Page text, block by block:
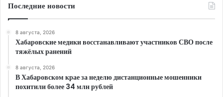
Последние новости
8 августа, 2026
Хабаровские медики восстанавливают участников СВО после
тяжёлых ранений
8 августа, 2026
В Хабаровском крае за неделю дистанционные мошенники
похитили более 34 млн рублей